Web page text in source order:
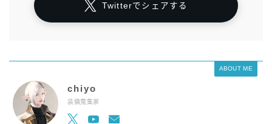
Twitterでシェアする
ABOUT ME
chiyo
装備蒐集家